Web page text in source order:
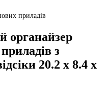
приладів
органайзер
з
20.2 х 8.4 х